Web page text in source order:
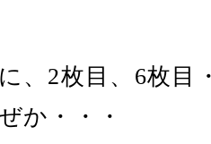
、2枚目、6枚目
か・・・